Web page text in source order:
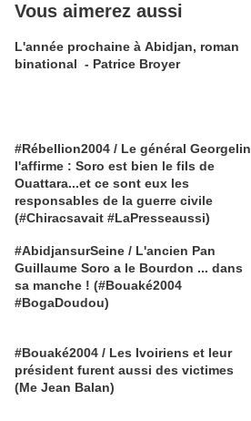
Vous aimerez aussi
L'année prochaine à Abidjan, roman
binational - Patrice Broyer
#Rébellion2004 / Le général Georgelin
l'affirme : Soro est bien le fils de
Ouattara...et ce sont eux les
responsables de la guerre civile
(#Chiracsavait #LaPresseaussi)
#AbidjansurSeine / L'ancien Pan
Guillaume Soro a le Bourdon ... dans
sa manche ! (#Bouaké2004
#BogaDoudou)
#Bouaké2004 / Les Ivoiriens et leur
président furent aussi des victimes
(Me Jean Balan)